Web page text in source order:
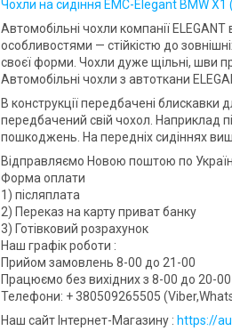
Чохли на сидіння EMC-Elegant BMW X1
Автомобільні чохли компанії
особливостями — стійкістю до
своєї форми. Чохли дуже щільні, шви
Автомобільні чохли з автоткани
В конструкції передбачені блискавки
передбачений свій чохол. Наприклад
пошкоджень. На передніх сидіннях
Відправляємо Новою поштою по
Форма оплати
1) післяплата
2) Переказ на карту приват банку
3) Готівковий розрахунок
Наш графік роботи :
Прийом замовлень 8-00 до 21-00
Працюємо без вихідних з 8-00 до 20-00
Телефони: + 380509265505
Наш сайт Інтернет-Магазину : https://